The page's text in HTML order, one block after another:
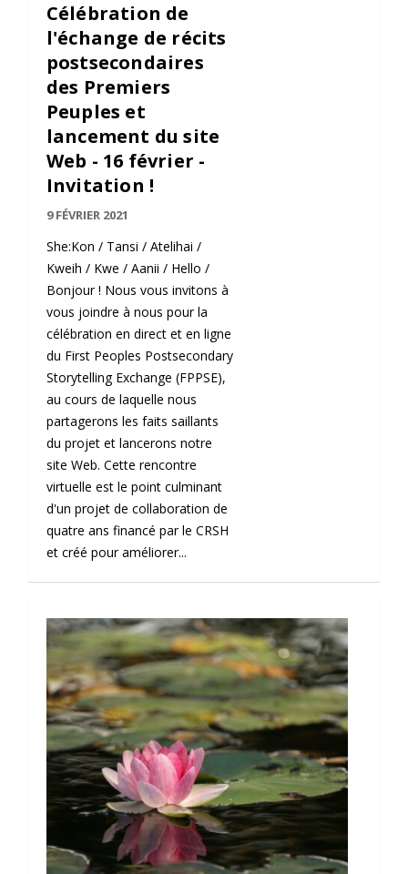
Célébration de
l'échange de récits
postsecondaires
des Premiers
Peuples et
lancement du site
Web - 16 février -
Invitation !
9 FÉVRIER 2021
She:Kon / Tansi / Atelihai /
Kweih / Kwe / Aanii / Hello /
Bonjour ! Nous vous invitons à
vous joindre à nous pour la
célébration en direct et en ligne
du First Peoples Postsecondary
Storytelling Exchange (FPPSE),
au cours de laquelle nous
partagerons les faits saillants
du projet et lancerons notre
site Web. Cette rencontre
virtuelle est le point culminant
d'un projet de collaboration de
quatre ans financé par le CRSH
et créé pour améliorer...